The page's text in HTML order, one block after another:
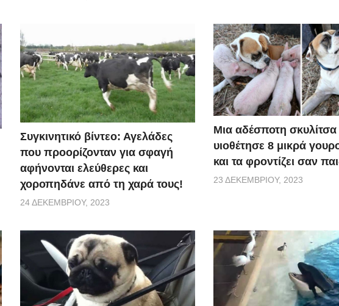
Συγκινητικό βίντεο: Αγελάδες
που προορίζονταν για σφαγή
αφήνονται ελεύθερες και
χοροπηδάνε από τη χαρά τους!
24 ΔΕΚΕΜΒΡΊΟΥ, 2023
Μια αδέσποτη σκυλίτσα
υιοθέτησε 8 μικρά
και τα φροντίζει σαν
23 ΔΕΚΕΜΒΡΊΟΥ, 2023